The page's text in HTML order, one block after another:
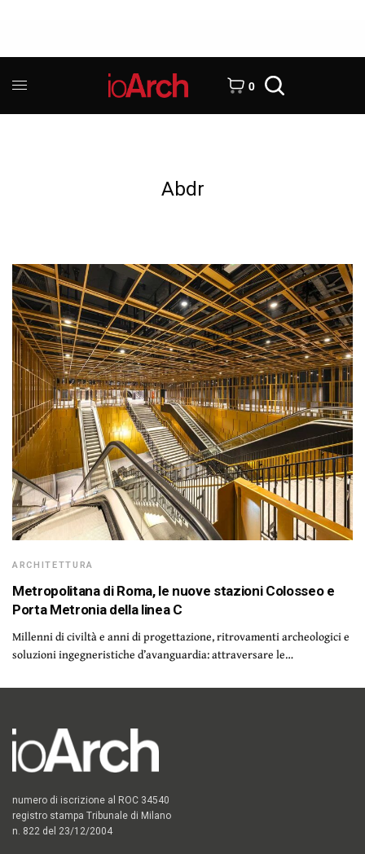
0
Abdr
ARCHITETTURA
Metropolitana di Roma, le nuove stazioni Colosseo e
Porta Metronia della linea C
Millenni di civiltà e anni di progettazione, ritrovamenti archeologici e
soluzioni ingegneristiche d’avanguardia: attraversare le…
numero di iscrizione al ROC 34540
registro stampa Tribunale di Milano
n. 822 del 23/12/2004